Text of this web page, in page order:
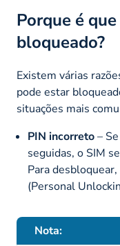
Porque é
bloqueado?
Existem várias
pode estar
situações mais
PIN incorreto–
seguidas, o SIM
Para
(Personal
Nota: